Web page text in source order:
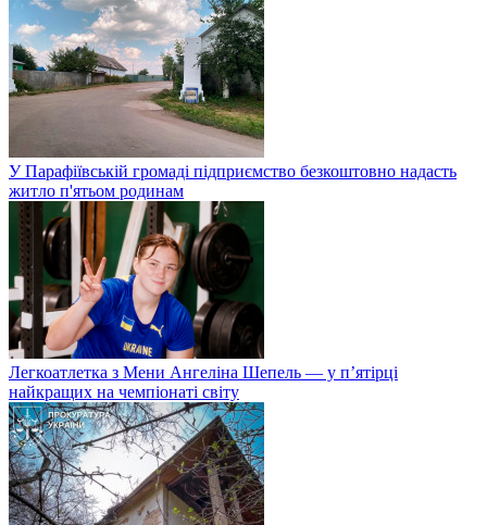
У Парафіївській громаді підприємство безкоштовно надасть
житло п'ятьом родинам
Легкоатлетка з Мени Ангеліна Шепель — у п’ятірці
найкращих на чемпіонаті світу